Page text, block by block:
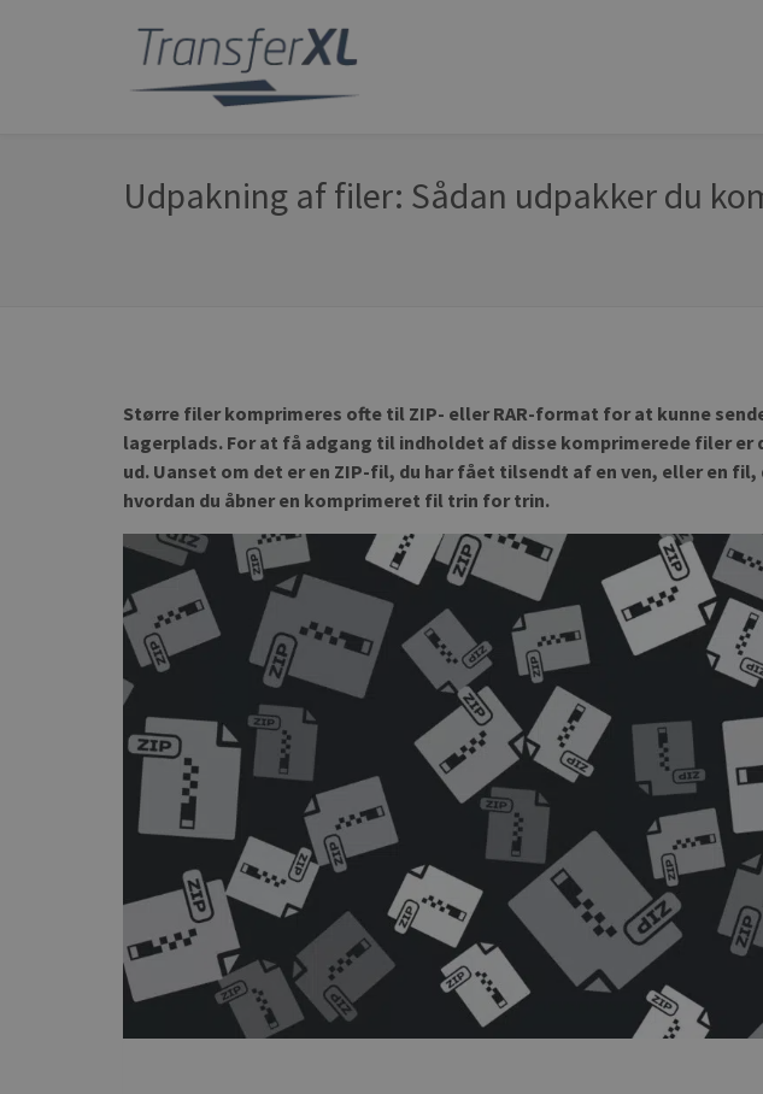
Udpakning af filer: Sådan udpakker du
Større filer komprimeres ofte til ZIP- eller RAR-format for at kunne
lagerplads. For at få adgang til indholdet af disse komprimerede filer er
ud. Uanset om det er en ZIP-fil, du har fået tilsendt af en ven, eller en
hvordan du åbner en komprimeret fil trin for trin.